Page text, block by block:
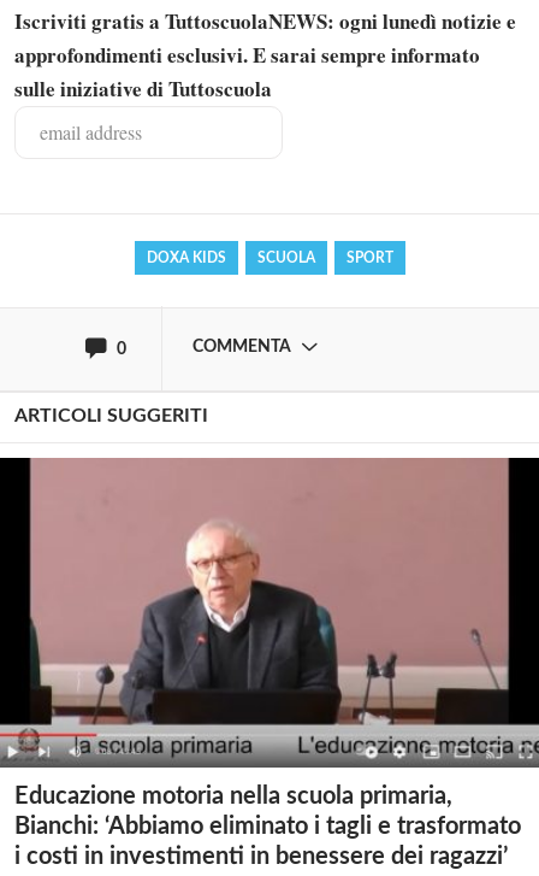
Iscriviti gratis a TuttoscuolaNEWS: ogni lunedì notizie e
approfondimenti esclusivi. E sarai sempre informato
sulle iniziative di Tuttoscuola
DOXA KIDS SCUOLA SPORT
0 COMMENTA
Solo gli utenti registrati possono
commentare!
ARTICOLI SUGGERITI
Educazione motoria nella scuola primaria,
Bianchi: ‘Abbiamo eliminato i tagli e trasformato
i costi in investimenti in benessere dei ragazzi’